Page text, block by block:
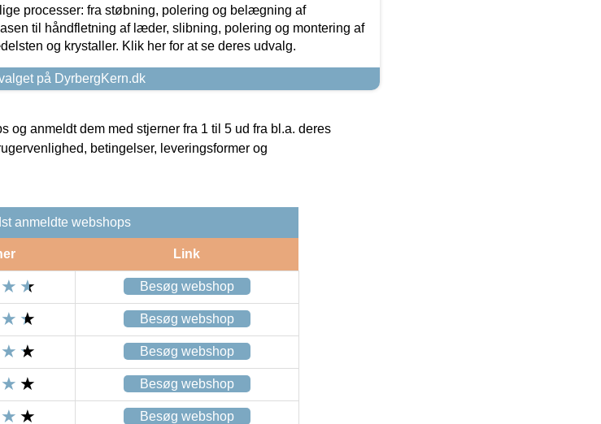
processer: fra støbning, polering og belægning af
til håndfletning af læder, slibning, polering og montering af
og krystaller. Klik her for at se deres udvalg.
på DyrbergKern.dk
anmeldt dem med stjerner fra 1 til 5 ud fra bl.a. deres
betingelser, leveringsformer og
anmeldte webshops
Link
Besøg webshop
Besøg webshop
Besøg webshop
Besøg webshop
Besøg webshop